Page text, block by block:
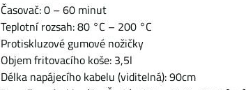
Časovač: 0 – 60 minut
Teplotní rozsah: 80 °C – 200 °C
Protiskluzové gumové nožičky
Objem fritovacího koše: 3,5l
Délka napájecího kabelu (viditelná): 90cm